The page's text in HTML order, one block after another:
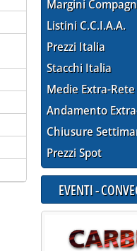
Margini
Listini C.C.I.A.A.
Prezzi Italia
Stacchi Italia
Medie Extra-Rete
Andamento
Chiusure
Prezzi Spot
EVENTI -